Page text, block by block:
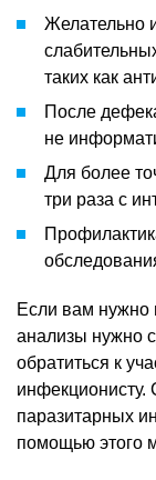
Желательно
таких как
После
не
Для более
три раза с
Если вам нужно
анализы нужно
обратиться к
инфекционисту.
паразитарных
помощью этого